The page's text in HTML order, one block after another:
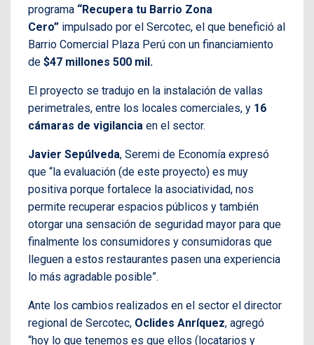
programa “Recupera tu Barrio Zona
Cero” impulsado por el Sercotec, el que benefició al
Barrio Comercial Plaza Perú con un financiamiento
de $47 millones 500 mil.
El proyecto se tradujo en la instalación de vallas
perimetrales, entre los locales comerciales, y 16
cámaras de vigilancia en el sector.
Javier Sepúlveda, Seremi de Economía expresó
que “la evaluación (de este proyecto) es muy
positiva porque fortalece la asociatividad, nos
permite recuperar espacios públicos y también
otorgar una sensación de seguridad mayor para que
finalmente los consumidores y consumidoras que
lleguen a estos restaurantes pasen una experiencia
lo más agradable posible”.
Ante los cambios realizados en el sector el director
regional de Sercotec, Oclides Anríquez, agregó
“hoy lo que tenemos es que ellos (locatarios y